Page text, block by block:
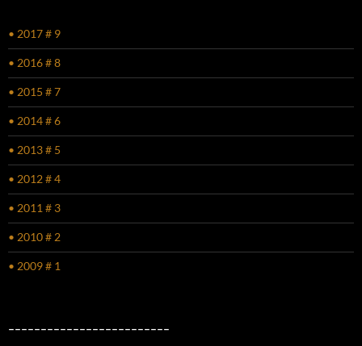
• 2017 # 9
• 2016 # 8
• 2015 # 7
• 2014 # 6
• 2013 # 5
• 2012 # 4
• 2011 # 3
• 2010 # 2
• 2009 # 1
–––––––––––––––––––––––––